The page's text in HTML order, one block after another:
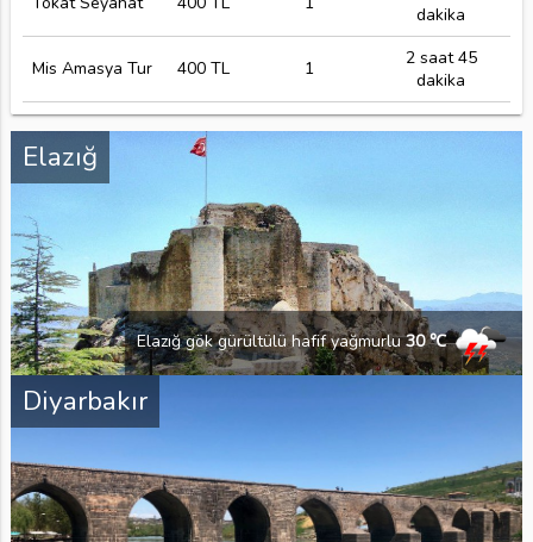
dakika
Mis Amasya Tur 400 TL 1
2 saat 45
dakika
Elazığ
Elazığ gök gürültülü hafif yağmurlu30 ℃
Diyarbakır